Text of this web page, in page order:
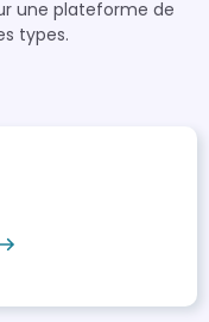
une plateforme de
types.